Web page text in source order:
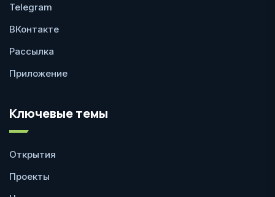
Telegram
ВКонтакте
Рассылка
Приложение
Ключевые темы
Открытия
Проекты